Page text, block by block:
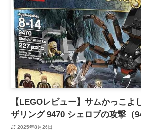
【LEGOレビュー】サムかっこよ
ザリング 9470 シェロブの攻撃（
2025年8月26日